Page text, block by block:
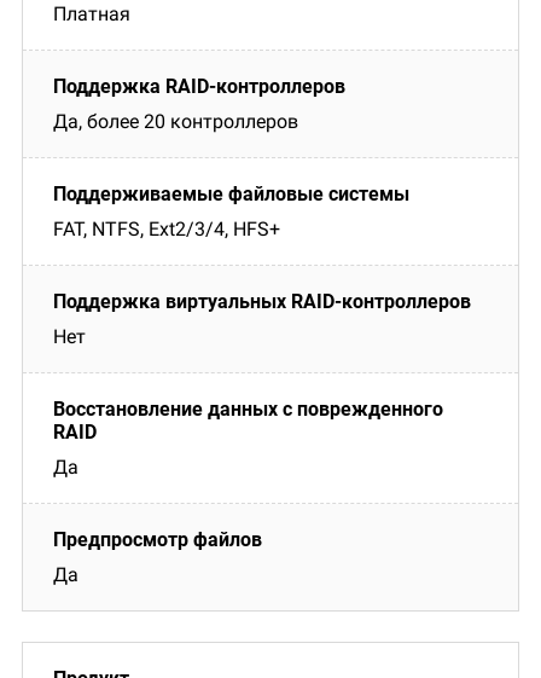
Платная
Да, более 20 контроллеров
FAT, NTFS, Ext2/3/4, HFS+
Нет
Да
Да